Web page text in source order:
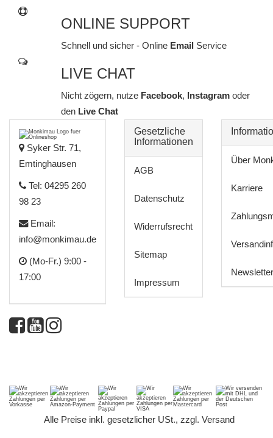
ONLINE SUPPORT
Schnell und sicher - Online Email Service
LIVE CHAT
Nicht zögern, nutze Facebook, Instagram oder
denLive Chat
Syker Str. 71,
Emtinghausen
Tel: 04295 260
98 23
Email:
info@monkimau.de
(Mo-Fr.) 9:00 -
17:00
Gesetzliche
Informationen
AGB
Datenschutz
Widerrufsrecht
Sitemap
Impressum
Über
Karriere
Newsletter
Alle Preise inkl. gesetzlicher USt., zzgl. Versand